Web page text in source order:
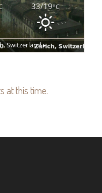
33/19°C
Switzerland ▸
at this time.